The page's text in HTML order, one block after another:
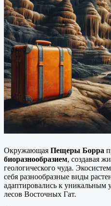
Окружающая Пещеры Борра
биоразнообразием, создавая
геологического чуда.
себя разнообразные виды
адаптировались к уникальным
лесов Восточных Гат.